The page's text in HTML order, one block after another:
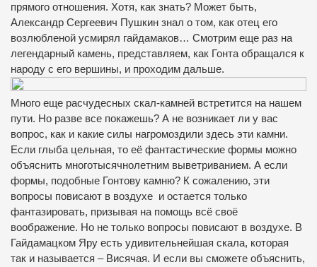
прямого отношения. Хотя, как знать? Может быть,
Александр Сергеевич Пушкин знал о том, как отец его
возлюбленой усмирял гайдамаков… Смотрим еще раз на
легендарный камень, представляем, как Гонта обращался к
народу с его вершины, и проходим дальше.
Много еще расчудесных скал-камней встретится на нашем
пути. Но разве все покажешь? А не возникает ли у вас
вопрос, как и какие силы нагромоздили здесь эти камни.
Если глыба цельная, то её фантастические формы можно
объяснить многотысячнолетним выветриванием. А если
формы, подобные Гонтову камню? К сожалению, эти
вопросы повисают в воздухе и остается только
фантазировать, призывая на помощь всё своё
воображение. Но не только вопросы повисают в воздухе. В
Гайдамацком Яру есть удивительнейшая скала, которая
так и называется – Висячая. И если вы сможете объяснить,